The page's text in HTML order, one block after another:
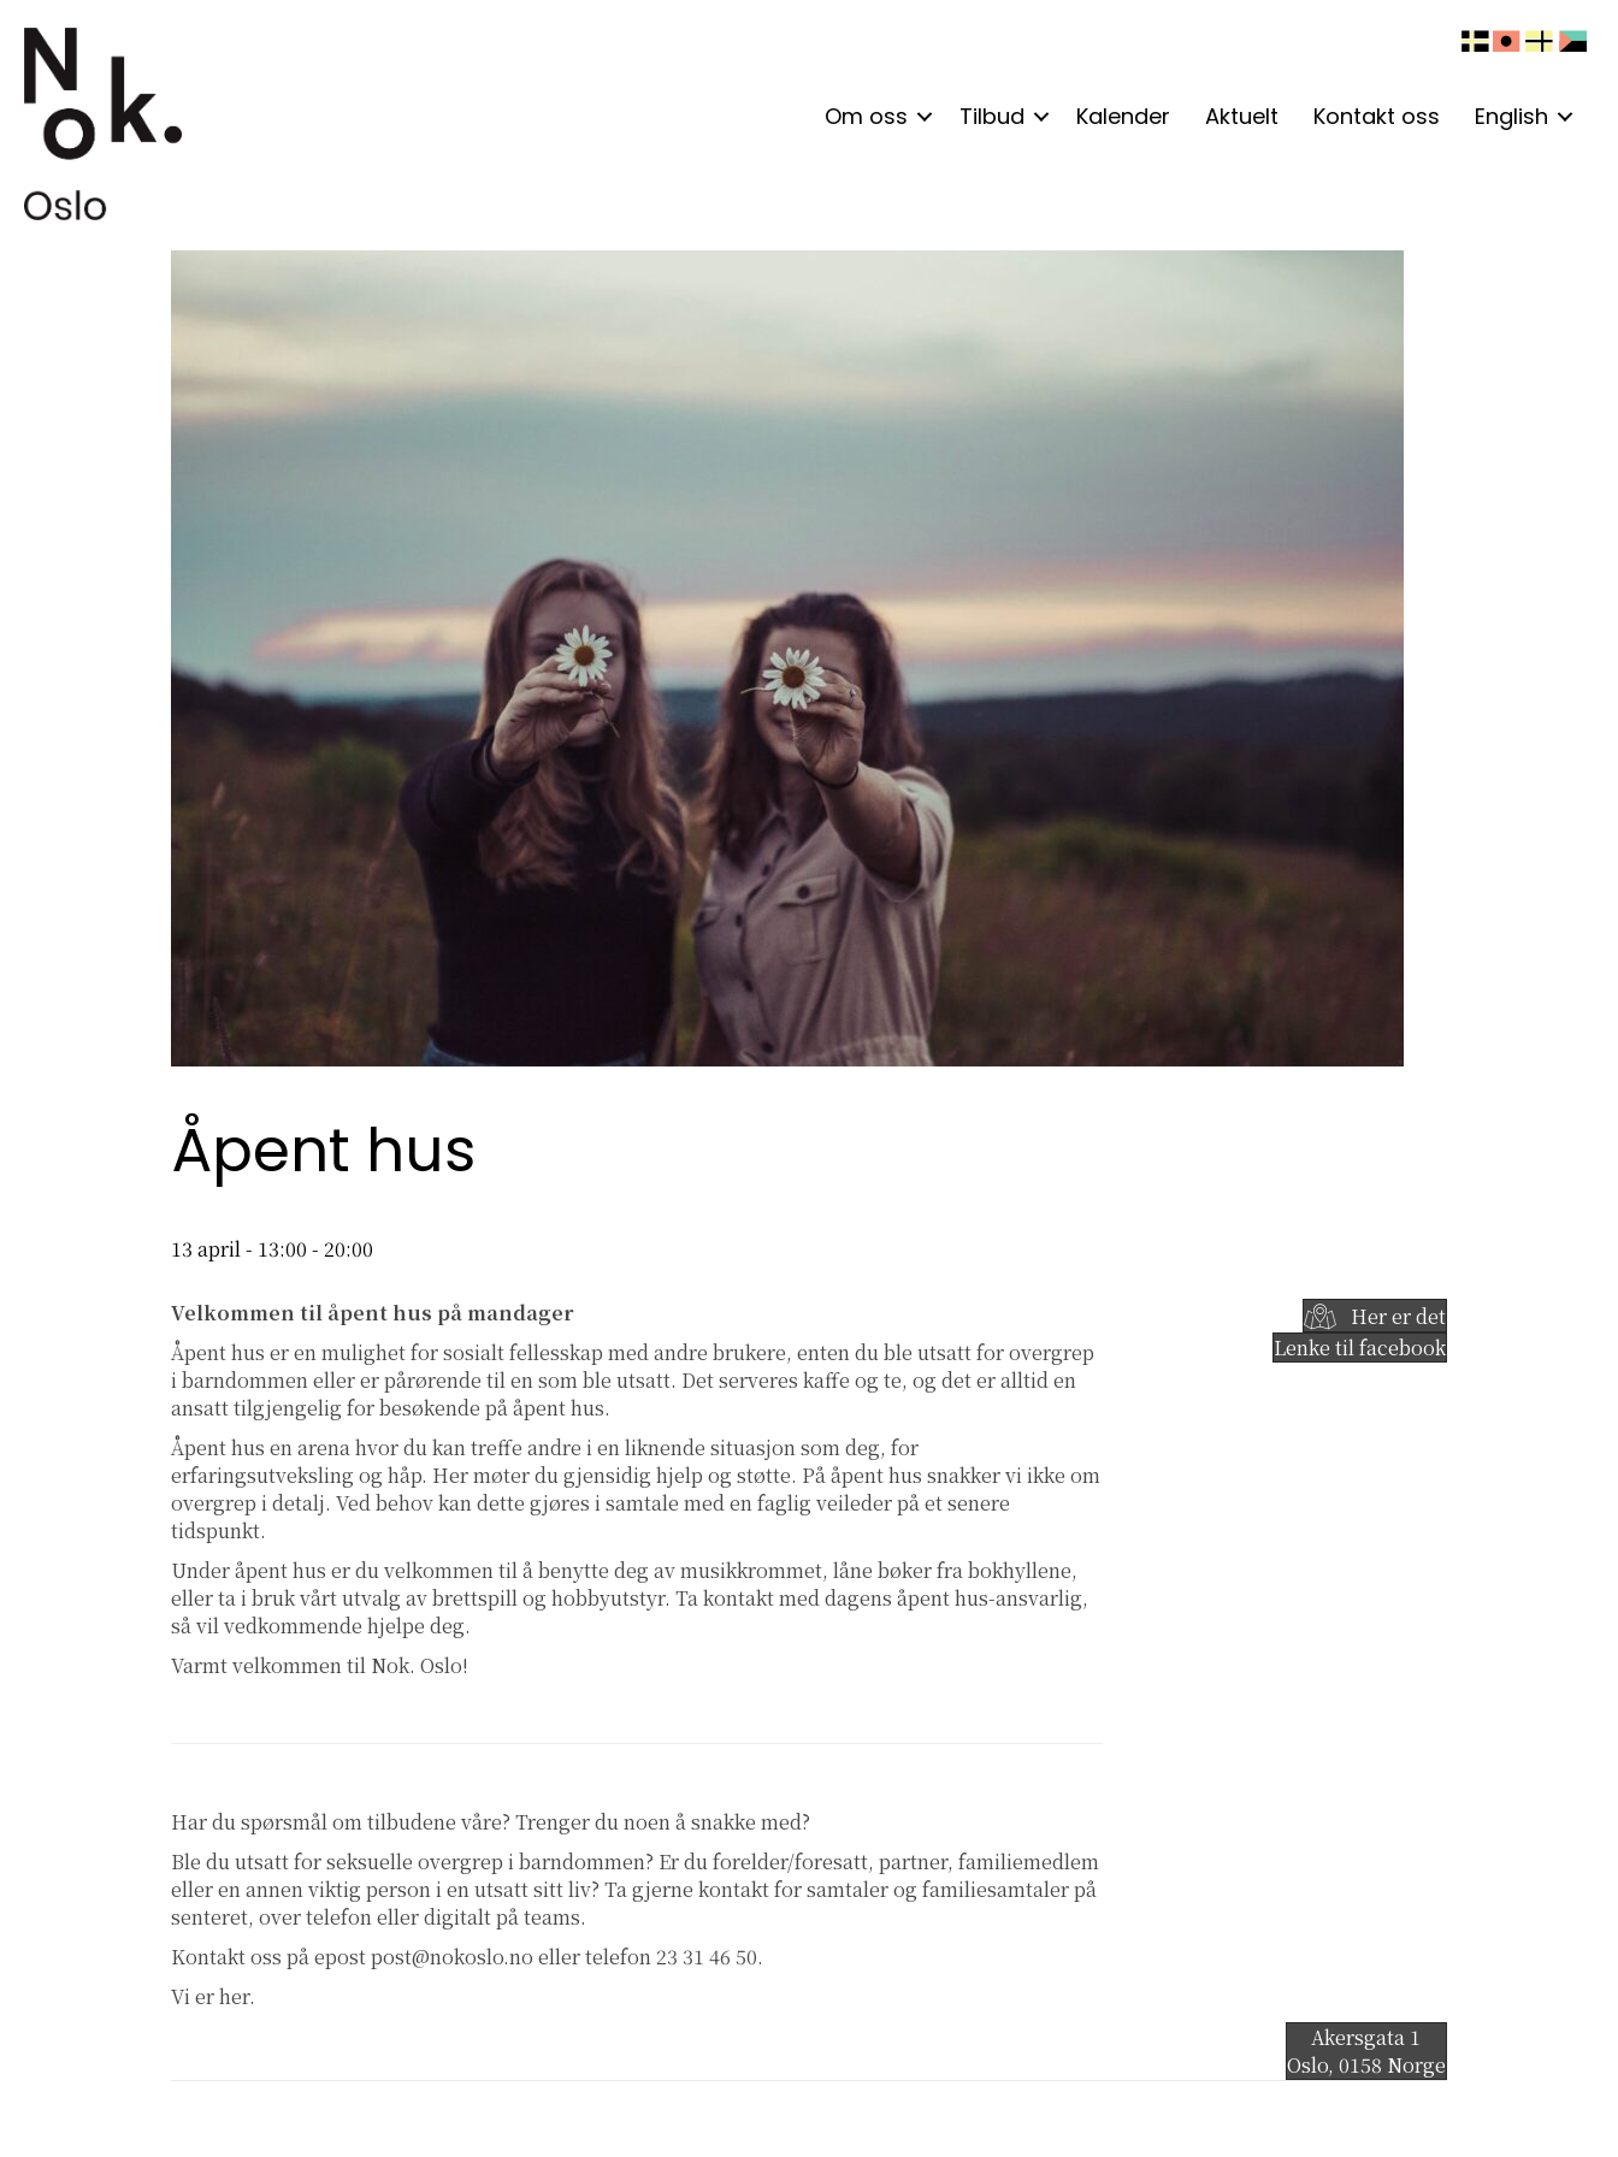
Om oss Tilbud Kalender Aktuelt Kontakt oss English
Åpent hus
13 april - 13:00 - 20:00
Velkommen til åpent hus på mandager
Åpent hus er en mulighet for sosialt fellesskap med andre brukere, enten du ble utsatt for overgrep
i barndommen eller er pårørende til en som ble utsatt. Det serveres kaffe og te, og det er alltid en
ansatt tilgjengelig for besøkende på åpent hus.
Åpent hus en arena hvor du kan treffe andre i en liknende situasjon som deg, for
erfaringsutveksling og håp. Her møter du gjensidig hjelp og støtte. På åpent hus snakker vi ikke om
overgrep i detalj. Ved behov kan dette gjøres i samtale med en faglig veileder på et senere
tidspunkt.
Under åpent hus er du velkommen til å benytte deg av musikkrommet, låne bøker fra bokhyllene,
eller ta i bruk vårt utvalg av brettspill og hobbyutstyr. Ta kontakt med dagens åpent hus-ansvarlig,
så vil vedkommende hjelpe deg.
Varmt velkommen til Nok. Oslo!
Har du spørsmål om tilbudene våre? Trenger du noen å snakke med?
Ble du utsatt for seksuelle overgrep i barndommen? Er du forelder/foresatt, partner, familiemedlem
eller en annen viktig person i en utsatt sitt liv? Ta gjerne kontakt for samtaler og familiesamtaler på
senteret, over telefon eller digitalt på teams.
Kontakt oss på epostpost@nokoslo.no eller telefon 23 31 46 50.
Vi er her.
Her er det
Lenke til facebook
Akersgata 1
Oslo, 0158 Norge